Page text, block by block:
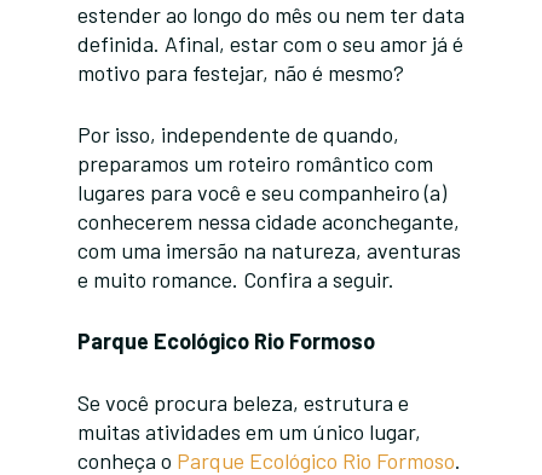
estender ao longo do mês ou nem ter data
definida. Afinal, estar com o seu amor já é
motivo para festejar, não é mesmo?
Por isso, independente de quando,
preparamos um roteiro romântico com
lugares para você e seu companheiro (a)
conhecerem nessa cidade aconchegante,
com uma imersão na natureza, aventuras
e muito romance. Confira a seguir.
Parque Ecológico Rio Formoso
Se você procura beleza, estrutura e
muitas atividades em um único lugar,
conheça o Parque Ecológico Rio Formoso.